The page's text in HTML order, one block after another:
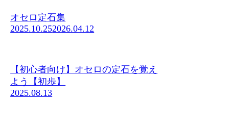
オセロ定石集
2025.10.252026.04.12
【初心者向け】オセロの定石を覚え
よう【初歩】
2025.08.13